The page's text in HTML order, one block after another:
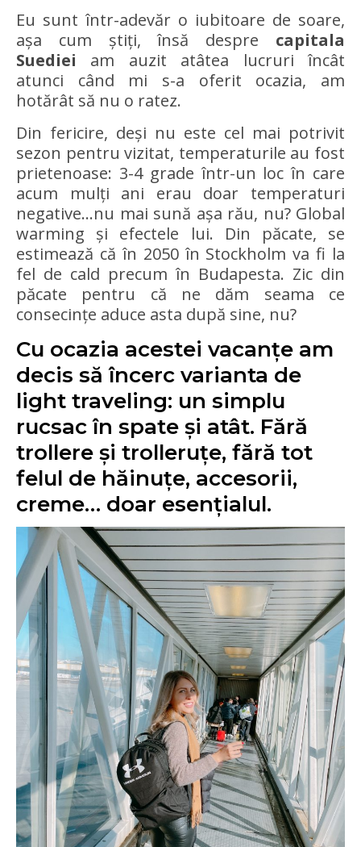
Eu sunt într-adevăr o iubitoare de soare,
așa cum știți, însă despre capitala
Suediei am auzit atâtea lucruri încât
atunci când mi s-a oferit ocazia, am
hotărât să nu o ratez.
Din fericire, deși nu este cel mai potrivit
sezon pentru vizitat, temperaturile au fost
prietenoase: 3-4 grade într-un loc în care
acum mulți ani erau doar temperaturi
negative…nu mai sună așa rău, nu? Global
warming și efectele lui. Din păcate, se
estimează că în 2050 în Stockholm va fi la
fel de cald precum în Budapesta. Zic din
păcate pentru că ne dăm seama ce
consecințe aduce asta după sine, nu?
Cu ocazia acestei vacanțe am
decis să încerc varianta de
light traveling: un simplu
rucsac în spate și atât. Fără
trollere și trolleruțe, fără tot
felul de hăinuțe, accesorii,
creme… doar esențialul.